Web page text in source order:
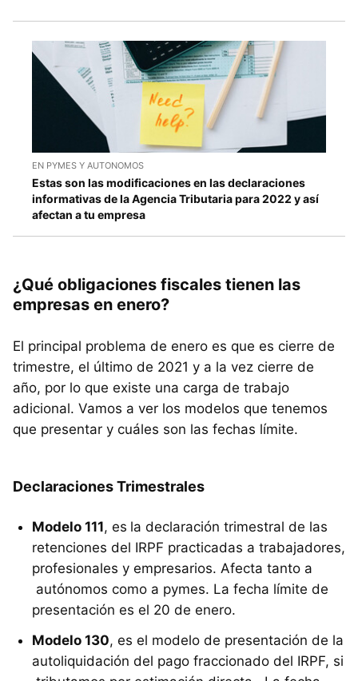
EN PYMES Y AUTONOMOS
Estas son las modificaciones en las declaraciones
informativas de la Agencia Tributaria para 2022 y así
afectan a tu empresa
¿Qué obligaciones fiscales tienen las
empresas en enero?
El principal problema de enero es que es cierre de
trimestre, el último de 2021 y a la vez cierre de
año, por lo que existe una carga de trabajo
adicional. Vamos a ver los modelos que tenemos
que presentar y cuáles son las fechas límite.
Declaraciones Trimestrales
Modelo 111, es la declaración trimestral de las
retenciones del IRPF practicadas a trabajadores,
profesionales y empresarios. Afecta tanto a
autónomos como a pymes. La fecha límite de
presentación es el 20 de enero.
Modelo 130, es el modelo de presentación de la
autoliquidación del pago fraccionado del IRPF, si